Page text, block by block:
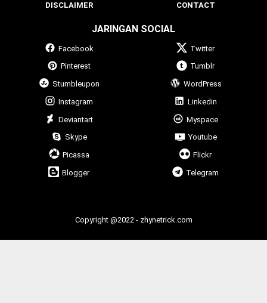
DISCLAIMER
CONTACT
JARINGAN SOCIAL
Facebook
Twitter
Pinterest
Tumblr
Stumbleupon
WordPress
Instagram
Linkedin
Deviantart
Myspace
Skype
Youtube
Picassa
Flickr
Blogger
Telegram
Copyright @2022 - zhynetrick.com